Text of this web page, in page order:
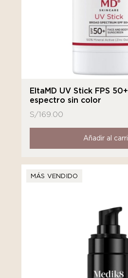
EltaMD UV Stick FPS
espectro sin color
S/169.00
Añadir al
MÁS VENDIDO